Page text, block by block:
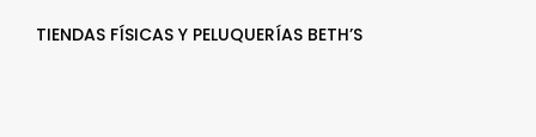
TIENDAS FÍSICAS Y PELUQUERÍAS BETH’S